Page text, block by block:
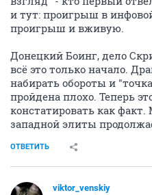
и тут: проигрыш в
проигрыш и вживую.
Донецкий Боинг, дело
всё это только начало.
набирать обороты и
пройдена плохо. Теперь
констатировать как
западной элиты
ОТВЕТИТЬ
viktor_venskiy